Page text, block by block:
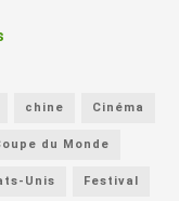
chine Cinéma
du Monde
Unis Festival